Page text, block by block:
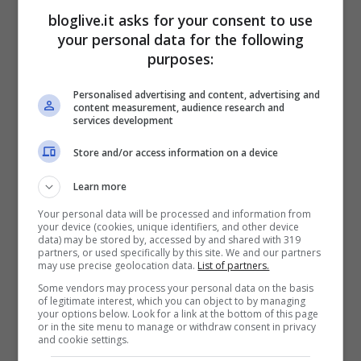
anche scrittore,Giovanni Allevi ha da poco
pubblicato il volume ‘Classico ribelle’.
La partecipazione di Givoanni Allevi alla
manifestazione universitaria si snoderà
bloglive.it asks for your consent to use
your personal data for the following
purposes:
Personalised advertising and content, advertising and
content measurement, audience research and
services development
Store and/or access information on a device
Learn more
Your personal data will be processed and information from
your device (cookies, unique identifiers, and other device
data) may be stored by, accessed by and shared with 319
partners, or used specifically by this site. We and our partners
may use precise geolocation data. List of partners.
Some vendors may process your personal data on the basis
of legitimate interest, which you can object to by managing
your options below. Look for a link at the bottom of this page
or in the site menu to manage or withdraw consent in privacy
and cookie settings.